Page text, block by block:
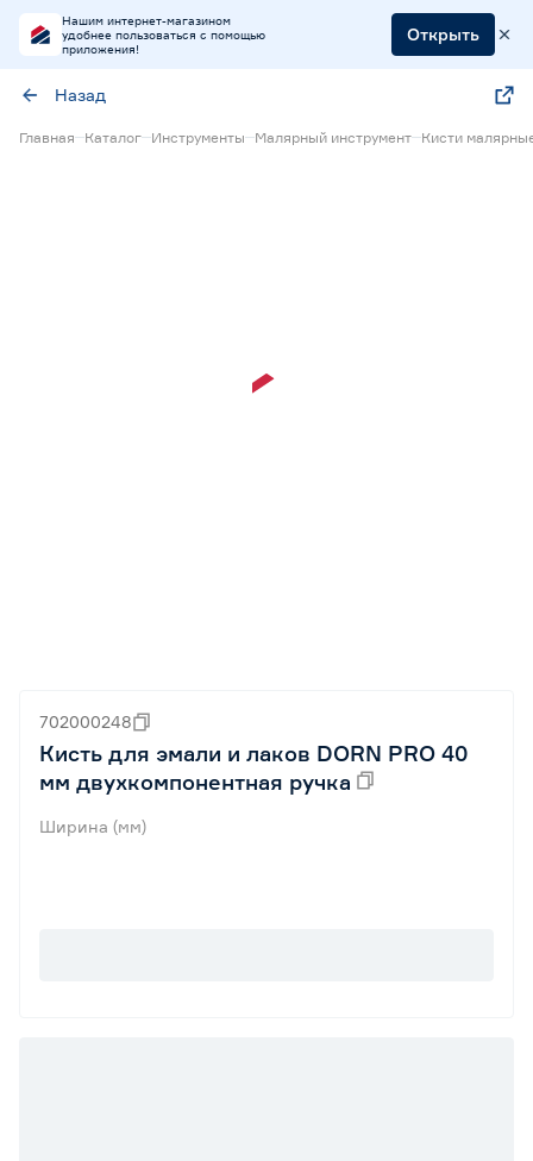
Нашим интернет-магазином
удобнее пользоваться с помощью
приложения!
Открыть
Назад
Главная Каталог Инструменты Малярный инструмент Кисти
702000248
Кисть для эмали и лаков DORN PRO 40
мм двухкомпонентная ручка
Ширина (мм)